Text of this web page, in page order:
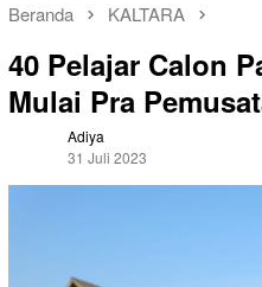
Beranda KALTARA
40 Pelajar Calon
Mulai Pra
Adiya
31 Juli 2023